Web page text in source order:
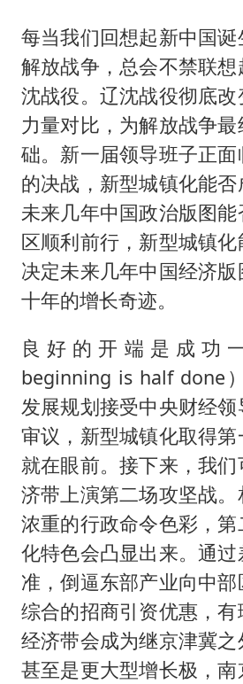
每当我们回想起新中国
解放战争，总会不禁联
沈战役。辽沈战役彻底
力量对比，为解放战争
础。新一届领导班子正
的决战，新型城镇化能
未来几年中国政治版图
区顺利前行，新型城镇
决定未来几年中国经济
十年的增长奇迹。
良好的开端是成功
beginning is half done
发展规划接受中央财经
审议，新型城镇化取得
就在眼前。接下来，我
济带上演第二场攻坚战
浓重的行政命令色彩，
化特色会凸显出来。通
准，倒逼东部产业向中
综合的招商引资优惠，
经济带会成为继京津冀
甚至是更大型增长极，